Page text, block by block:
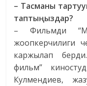
– Тасманы
таптыңыздар?
– Фильмди
жоопкерчилиги
каржылап
фильм”
Кулмендиев,